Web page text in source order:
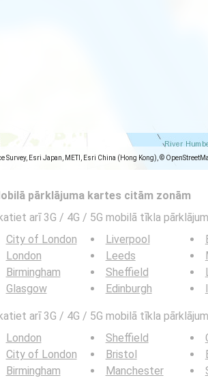
Survey, Esri Japan, METI, Esri China (Hong Kong), ©
pārklājuma kartes citām zonām
arī 3G / 4G / 5G mobilā tīkla
City of London
London
Birmingham
Glasgow
Liverpool
Leeds
Sheffield
Edinburgh
arī 3G / 4G / 5G mobilā tīkla
London
City of London
Birmingham
Sheffield
Bristol
Manchester